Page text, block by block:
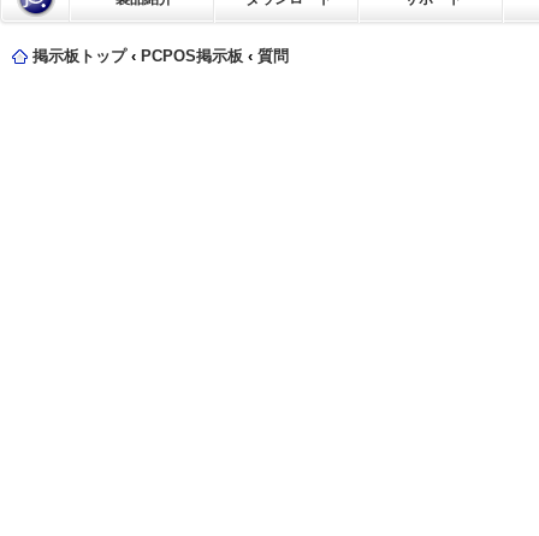
掲示板トップ ‹ PCPOS掲示板 ‹ 質問